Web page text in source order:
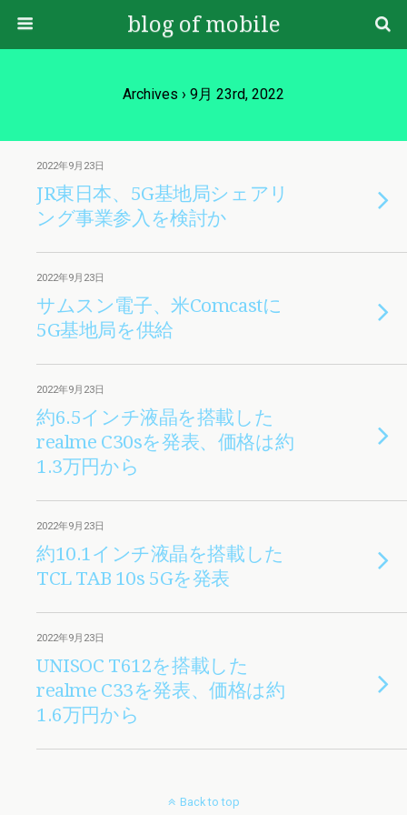
blog of mobile
Archives › 9月 23rd, 2022
2022年9月23日
JR東日本、5G基地局シェアリ
ング事業参入を検討か
2022年9月23日
サムスン電子、米Comcastに
5G基地局を供給
2022年9月23日
約6.5インチ液晶を搭載した
realme C30sを発表、価格は約
1.3万円から
2022年9月23日
約10.1インチ液晶を搭載した
TCL TAB 10s 5Gを発表
2022年9月23日
UNISOC T612を搭載した
realme C33を発表、価格は約
1.6万円から
Back to top